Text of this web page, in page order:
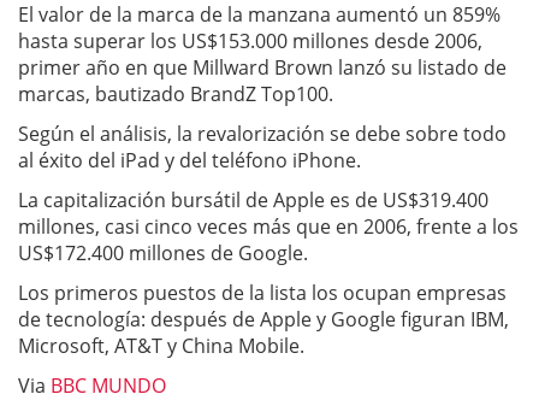
El valor de la marca de la manzana aumentó un 859%
hasta superar los US$153.000 millones desde 2006,
primer año en que Millward Brown lanzó su listado de
marcas, bautizado BrandZ Top100.
Según el análisis, la revalorización se debe sobre todo
al éxito del iPad y del teléfono iPhone.
La capitalización bursátil de Apple es de US$319.400
millones, casi cinco veces más que en 2006, frente a los
US$172.400 millones de Google.
Los primeros puestos de la lista los ocupan empresas
de tecnología: después de Apple y Google figuran IBM,
Microsoft, AT&T y China Mobile.
Via BBC MUNDO